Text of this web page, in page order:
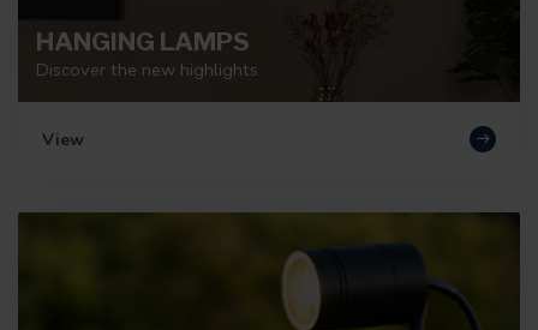
HANGING LAMPS
Discover the new highlights
View